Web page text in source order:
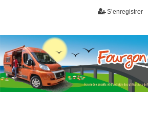
S’enregistrer
Fourgon-plaisir.com
Forum de conseils et d'entraide des
aménagés, vans et de camping-car.